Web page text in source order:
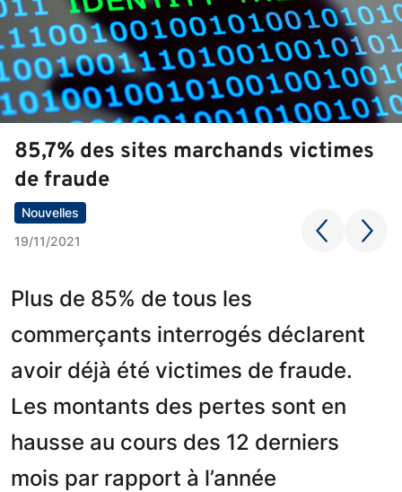
85,7% des sites marchands victimes
de fraude
Nouvelles
19/11/2021
Plus de 85% de tous les
commerçants interrogés déclarent
avoir déjà été victimes de fraude.
Les montants des pertes sont en
hausse au cours des 12 derniers
mois par rapport à l’année